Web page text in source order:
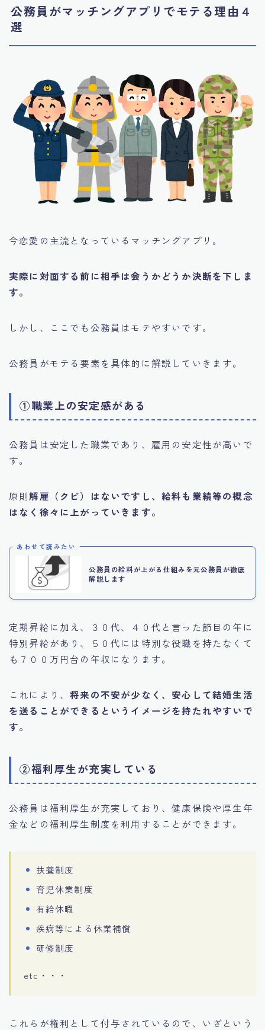
公務員がマッチングアプリでモテる理由４
選
今恋愛の主流となっているマッチングアプリ。
実際に対面する前に相手は会うかどうか決断を下しま
す。
しかし、ここでも公務員はモテやすいです。
公務員がモテる要素を具体的に解説していきます。
①職業上の安定感がある
公務員は安定した職業であり、雇用の安定性が高いで
す。
原則解雇（クビ）はないですし、給料も業績等の概念
はなく徐々に上がっていきます。
あわせて読みたい
公務員の給料が上がる仕組みを元公務員が徹底
解説します
定期昇給に加え、３０代、４０代と言った節目の年に
特別昇給があり、５０代には特別な役職を持たなくて
も７００万円台の年収になります。
これにより、将来の不安が少なく、安心して結婚生活
を送ることができるというイメージを持たれやすいで
す。
②福利厚生が充実している
公務員は福利厚生が充実しており、健康保険や厚生年
金などの福利厚生制度を利用することができます。
扶養制度
育児休業制度
有給休暇
疾病等による休業補償
研修制度
etc・・・
これらが権利として付与されているので、いざという